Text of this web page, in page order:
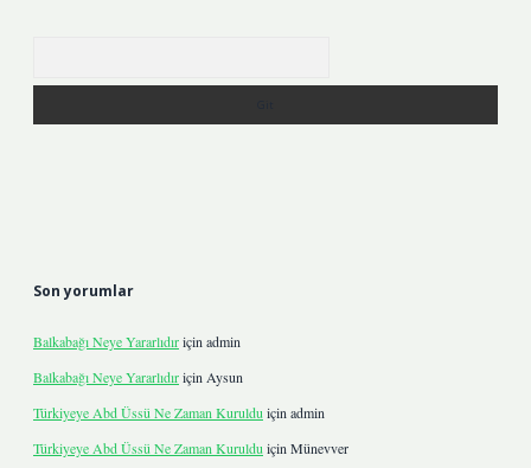
Son yorumlar
Balkabağı Neye Yararlıdıriçin admin
Balkabağı Neye Yararlıdıriçin Aysun
Türkiyeye Abd Üssü Ne Zaman Kuruldu için admin
Türkiyeye Abd Üssü Ne Zaman Kuruldu için Münevver